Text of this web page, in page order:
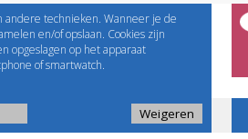
EShop-nummer
Wachtwoord
technieken. Wanneer je de
en/of opslaan. Cookies zijn
opgeslagen op het apparaat
of smartwatch.
Weigeren